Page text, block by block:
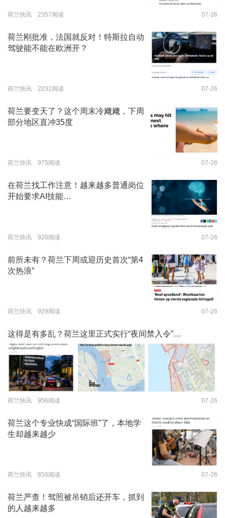
荷兰快讯 2357阅读 07-26
荷兰刚批准，法国就反对！特斯拉自动
驾驶能不能在欧洲开？
荷兰快讯 2231阅读 07-26
荷兰要变天了？这个周末冷飕飕，下周
部分地区直冲35度
荷兰快讯 975阅读 07-26
在荷兰找工作注意！越来越多普通岗位
开始要求AI技能…
荷兰快讯 920阅读 07-26
前所未有？荷兰下周或迎历史首次“第4
次热浪”
荷兰快讯 929阅读 07-26
这得是有多乱？荷兰这里正式实行“夜间禁入令”…
荷兰快讯 956阅读 07-26
荷兰这个专业快成“国际班”了，本地学
生却越来越少
荷兰快讯 858阅读 07-26
荷兰严查！驾照被吊销后还开车，抓到
的人越来越多